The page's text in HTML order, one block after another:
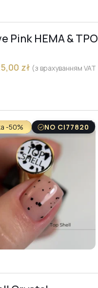
Pink HEMA & TPO
zł (з врахуванням VAT
-50% NO CI77820